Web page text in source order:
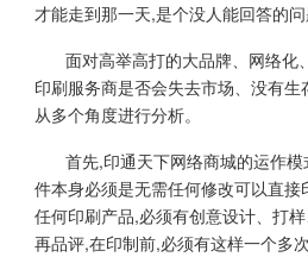
才能走到那一天,是个没人能回答的问
面对高举高打的大品牌、网络化
印刷服务商是否会失去市场、没有
从多个角度进行分析。
首先,印通天下网络商城的运作
件本身必须是无需任何修改可以直接
任何印刷产品,必须有创意设计、打样
再品评,在印制前,必须有这样一个多